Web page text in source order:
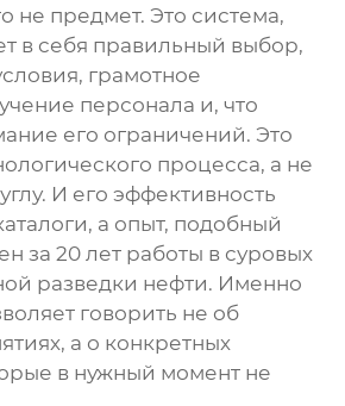
не предмет. Это система,
в себя правильный выбор,
грамотное
персонала и, что
его ограничений. Это
процесса, а не
И его эффективность
а опыт, подобный
за 20 лет работы в суровых
разведки нефти. Именно
говорить не об
а о конкретных
в нужный момент не